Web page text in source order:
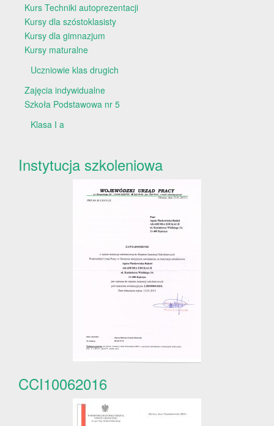
Kurs Techniki autoprezentacji
Kursy dla szóstoklasisty
Kursy dla gimnazjum
Kursy maturalne
Uczniowie klas drugich
Zajęcia indywidualne
Szkoła Podstawowa nr 5
Klasa I a
Instytucja szkoleniowa
CCI10062016